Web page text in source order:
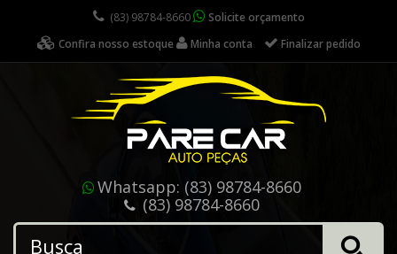
(83) 98784-8660
Solicite orçamento
Confira nosso estoque
Minha conta Finalizar pedido
Whatsapp: (83) 98784-8660
(83) 98784-8660